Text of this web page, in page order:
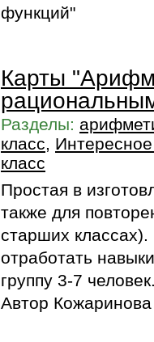
функций"
Карты
Разделы:
класс, Интересное
класс
Простая в
также для
старших
отработать
группу 3-7
Автор